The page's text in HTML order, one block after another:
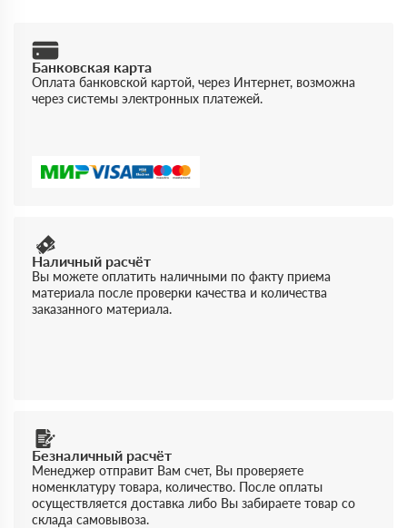
Банковская карта
Оплата банковской картой, через Интернет, возможна
через системы электронных платежей.
Наличный расчёт
Вы можете оплатить наличными по факту приема
материала после проверки качества и количества
заказанного материала.
Безналичный расчёт
Менеджер отправит Вам счет, Вы проверяете
номенклатуру товара, количество. После оплаты
осуществляется доставка либо Вы забираете товар со
склада самовывоза.